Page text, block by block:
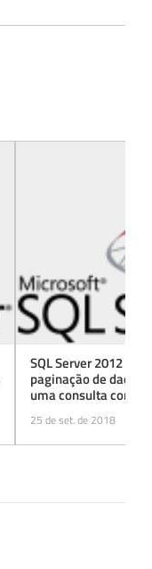
SQL Server 2012 -
paginação de dados
uma consulta com
25 de set. de 2018